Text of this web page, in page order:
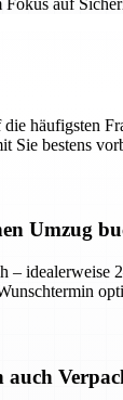
auf
häufigsten
Sie bestens
Umzug
– idealerweise